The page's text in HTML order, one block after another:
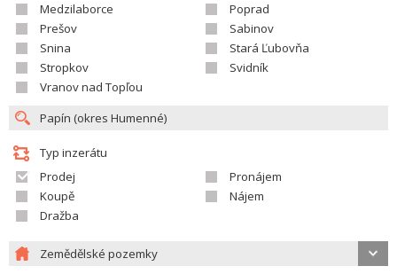
Medzilaborce
Poprad
Prešov
Sabinov
Snina
Stará Ľubovňa
Stropkov
Svidník
Vranov nad Topľou
Typ inzerátu
Prodej
Pronájem
Koupě
Nájem
Dražba
Zemědělské pozemky